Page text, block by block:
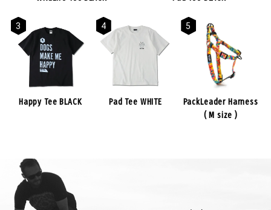
Happy Tee BLACK Pad Tee WHITE
PackLeader Harness
( M size )